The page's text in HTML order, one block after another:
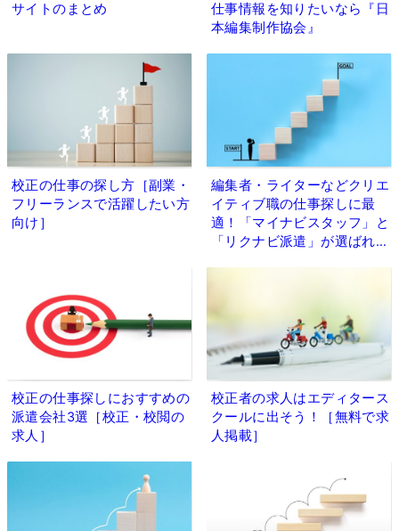
サイトのまとめ
仕事情報を知りたいなら『日
本編集制作協会』
校正の仕事の探し方［副業・
フリーランスで活躍したい方
向け］
編集者・ライターなどクリエ
イティブ職の仕事探しに最
適！「マイナビスタッフ」と
「リクナビ派遣」が選ばれる
校正の仕事探しにおすすめの
派遣会社3選［校正・校閲の
求人］
校正者の求人はエディタース
クールに出そう！［無料で求
人掲載］